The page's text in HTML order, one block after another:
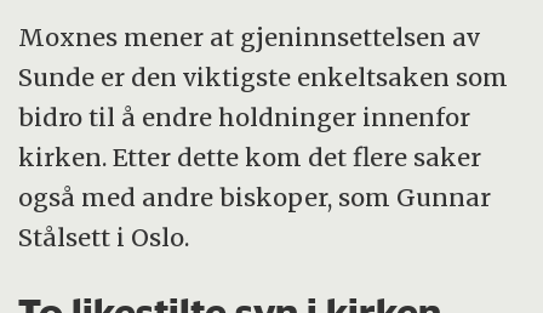
Moxnes mener at gjeninnsettelsen av
Sunde er den viktigste enkeltsaken som
bidro til å endre holdninger innenfor
kirken. Etter dette kom det flere saker
også med andre biskoper, som Gunnar
Stålsett i Oslo.